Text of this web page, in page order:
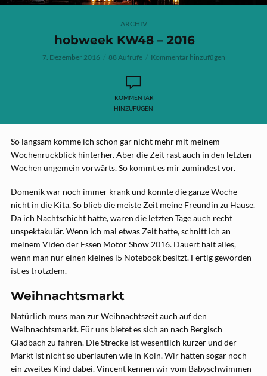
ARCHIV
hobweek KW48 – 2016
7. Dezember 2016 88 Aufrufe Kommentar hinzufügen
KOMMENTAR
HINZUFÜGEN
So langsam komme ich schon gar nicht mehr mit meinem
Wochenrückblick hinterher. Aber die Zeit rast auch in den letzten
Wochen ungemein vorwärts. So kommt es mir zumindest vor.
Domenik war noch immer krank und konnte die ganze Woche
nicht in die Kita. So blieb die meiste Zeit meine Freundin zu Hause.
Da ich Nachtschicht hatte, waren die letzten Tage auch recht
unspektakulär. Wenn ich mal etwas Zeit hatte, schnitt ich an
meinem Video der Essen Motor Show 2016. Dauert halt alles,
wenn man nur einen kleines i5 Notebook besitzt. Fertig geworden
ist es trotzdem.
Weihnachtsmarkt
Natürlich muss man zur Weihnachtszeit auch auf den
Weihnachtsmarkt. Für uns bietet es sich an nach Bergisch
Gladbach zu fahren. Die Strecke ist wesentlich kürzer und der
Markt ist nicht so überlaufen wie in Köln. Wir hatten sogar noch
ein zweites Kind dabei. Vincent kennen wir vom Babyschwimmen